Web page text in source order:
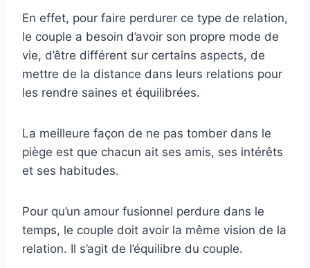
En effet, pour faire perdurer ce type de relation,
le couple a besoin d’avoir son propre mode de
vie, d’être différent sur certains aspects, de
mettre de la distance dans leurs relations pour
les rendre saines et équilibrées.
La meilleure façon de ne pas tomber dans le
piège est que chacun ait ses amis, ses intérêts
et ses habitudes.
Pour qu’un amour fusionnel perdure dans le
temps, le couple doit avoir la même vision de la
relation. Il s’agit de l’équilibre du couple.